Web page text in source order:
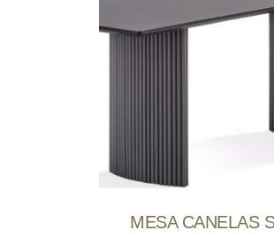
MESA CANELAS